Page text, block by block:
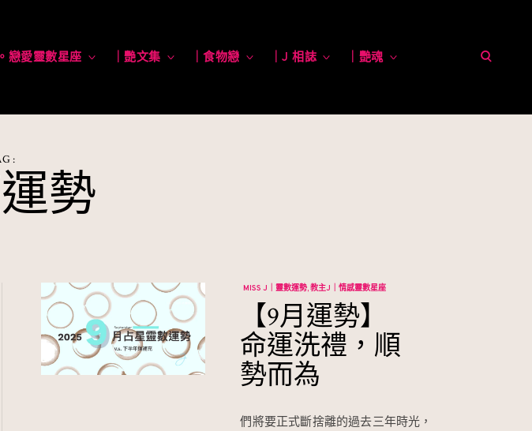
戀愛靈數星座 toggle
child
｜艷文集 toggle
child
｜食物戀 toggle
child
｜J 相誌 toggle
child
｜艷魂
open
勢
MISS J｜靈數運勢 教主J｜情感靈數星座
【9月運勢】
命運洗禮，順
勢而為
們將要正式斷捨離的過去三年時光，